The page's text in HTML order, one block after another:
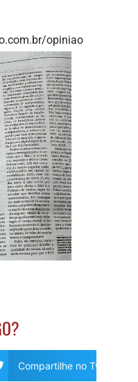
opiniao
Compartilhe no Twitter